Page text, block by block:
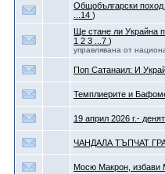
Общобългарски поход
...14)
Ще стане ли Украйна
123 ...7)
управлявана от
Поп Сатанаил: И
Темплиерите и
19 април 2026 г.-
ЧАНДАЛА ТЪПЧАТ
Мосю Макрон, избави